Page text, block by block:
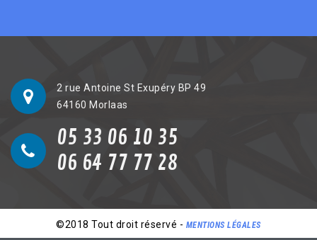
2 rue Antoine St Exupéry BP 49
64160 Morlaas
05 33 06 10 35
06 64 77 77 28
©2018 Tout droit réservé - MENTIONS LÉGALES